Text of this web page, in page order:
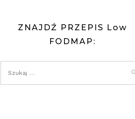
ZNAJDŹ PRZEPIS Low
FODMAP: